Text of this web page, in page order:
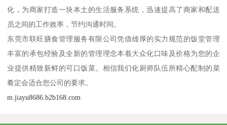
化，为商家打造一块本土的生活服务系统，迅速提高了商家和配送
员之间的工作效率，节约沟通时间。
东莞市联旺膳食管理服务有限公司凭借雄厚的实力规范的饭堂管理
丰富的承包经验及全新的管理理念本着大众化口味及价格为您的企
业提供精致新鲜的可口饭菜。相信我们化厨师队伍所精心配制的菜
肴定会适合您公司的要求。
m.jiayu8686.b2b168.com